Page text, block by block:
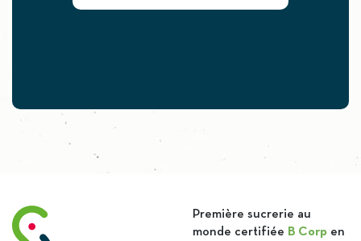
Première sucrerie au
monde certifiée B Corp en